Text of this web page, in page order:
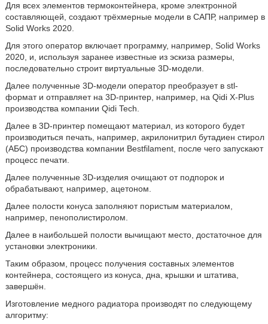
Для всех элементов термоконтейнера, кроме электронной
составляющей, создают трёхмерные модели в САПР, например в
Solid Works 2020.
Для этого оператор включает программу, например, Solid Works
2020, и, используя заранее известные из эскиза размеры,
последовательно строит виртуальные 3D-модели.
Далее полученные 3D-модели оператор преобразует в stl-
формат и отправляет на 3D-принтер, например, на Qidi X-Plus
производства компании Qidi Tech.
Далее в 3D-принтер помещают материал, из которого будет
производиться печать, например, акрилонитрил бутадиен стирол
(АБС) производства компании Bestfilament, после чего запускают
процесс печати.
Далее полученные 3D-изделия очищают от подпорок и
обрабатывают, например, ацетоном.
Далее полости конуса заполняют пористым материалом,
например, пенополистиролом.
Далее в наибольшей полости вычищают место, достаточное для
установки электроники.
Таким образом, процесс получения составных элементов
контейнера, состоящего из конуса, дна, крышки и штатива,
завершён.
Изготовление медного радиатора производят по следующему
алгоритму: